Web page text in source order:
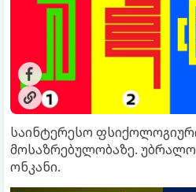
საინტერესო
მოსაზრებულობაზე.
ონკანი.